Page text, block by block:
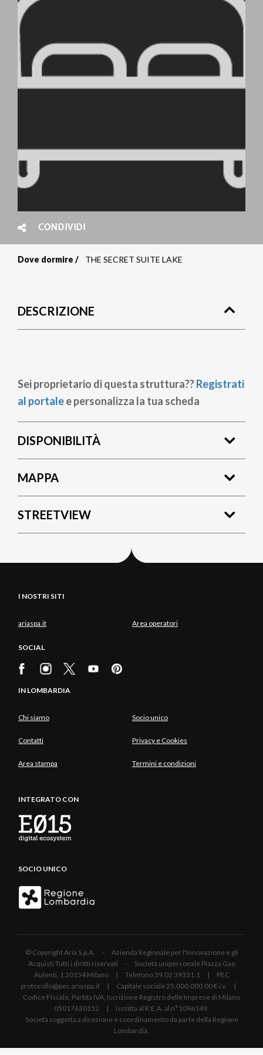
CONDIVIDI
pane
Dove dormire THE SECRET SUITE LAKE
DESCRIZIONE
Sei proprietario di questa struttura??Registrati
al portalee personalizza la tua scheda
DISPONIBILITÀ
MAPPA
STREETVIEW
I NOSTRI SITI
ariaspa.it Area operatori
SOCIAL
IN LOMBARDIA
Chi siamo Socio unico
Contatti Privacy e Cookies
Area stampa Termini e condizioni
INTEGRATO CON
SOCIO UNICO
© Copyright Aria S.p.A. - Azienda Regionale per l'Innovazione e gli
Acquisti Tutti i diritti riservati - Società unipersonale Piazza Gae
Aulenti, 1 20154 Milano | Telefono 39.02 39331.1 | PEC
protocollo@pec.ariaspa.it | Capitale sociale 25.000.000,00 € i.v. |
Codice Fiscale, Partita IVA, Iscrizione Registro delle Imprese di Milano
05017630152 | Iscritta al R.E.A. al n°1096149.
Società soggetta a direzione e coordinamento da parte della Regione
Lombardia.